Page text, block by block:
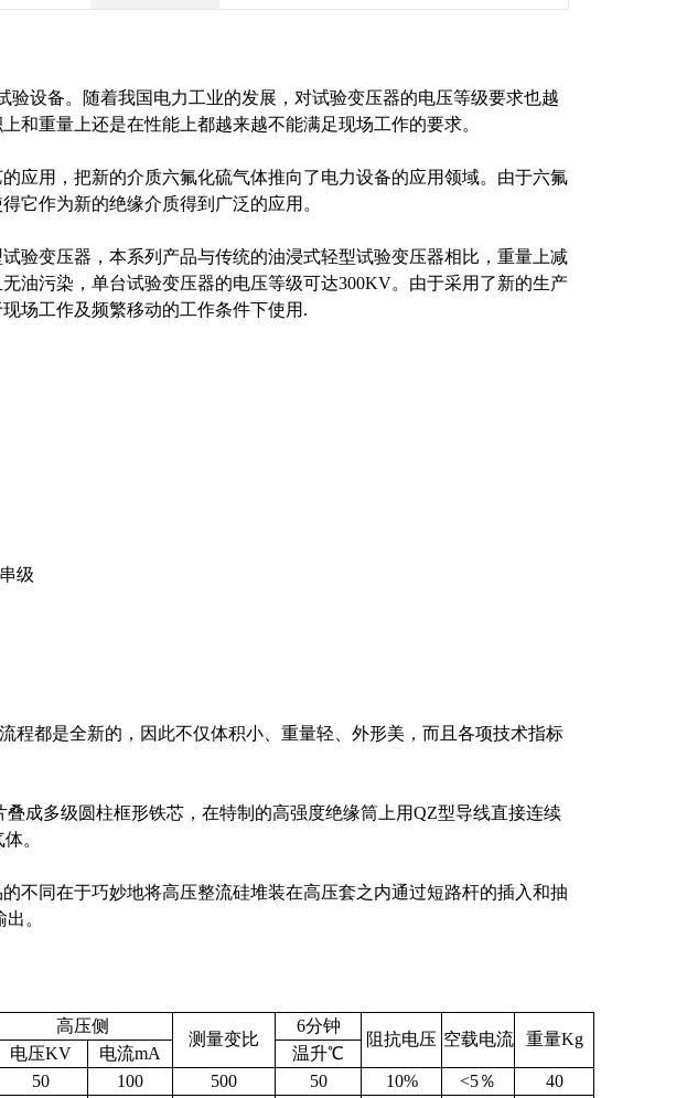
设备。随着我国电力工业的发展，对试验变压器的电压等级要求也越
和重量上还是在性能上都越来越不能满足现场工作的要求。
应用，把新的介质六氟化硫气体推向了电力设备的应用领域。由于六氟
它作为新的绝缘介质得到广泛的应用。
验变压器，本系列产品与传统的油浸式轻型试验变压器相比，重量上减
油污染，单台试验变压器的电压等级可达300KV。由于采用了新的生产
场工作及频繁移动的工作条件下使用.
级
都是全新的，因此不仅体积小、重量轻、外形美，而且各项技术指标
成多级圆柱框形铁芯，在特制的高强度绝缘筒上用QZ型导线直接连续
。
不同在于巧妙地将高压整流硅堆装在高压套之内通过短路杆的插入和抽
。
高压侧
测量变比
6分钟
阻抗电压 空载电流 重量Kg
电压KV 电流mA
温升℃
50 100 500 50 10% <5％
40